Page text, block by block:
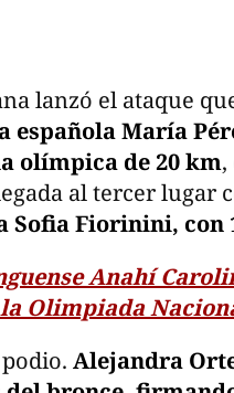
lanzó el ataque
española María
olímpica de 20 km
al tercer lugar
Fiorinini, con
Anahí
Olimpiada
Alejandra